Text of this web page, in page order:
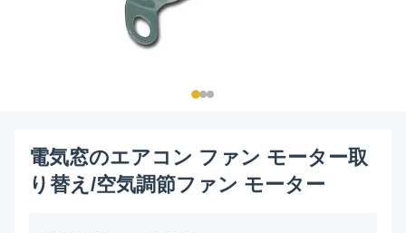
電気窓のエアコン ファン モーター取
り替え/空気調節ファン モーター